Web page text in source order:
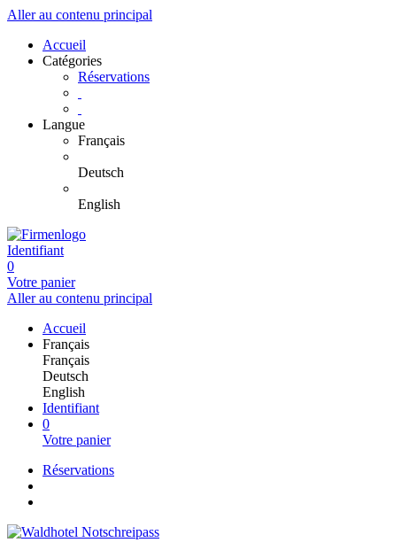
Aller au contenu principal
Accueil
Catégories
Réservations
Langue
Français
Deutsch
English
Identifiant
0
Votre panier
Aller au contenu principal
Accueil
Français
Français
Deutsch
English
Identifiant
0
Votre panier
Réservations